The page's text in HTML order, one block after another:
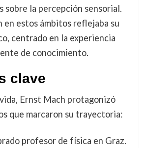
sobre la percepción sensorial.
en estos ámbitos reflejaba su
centrado en la experiencia
de conocimiento.
clave
Ernst Mach protagonizó
que marcaron su trayectoria:
profesor de física en Graz.